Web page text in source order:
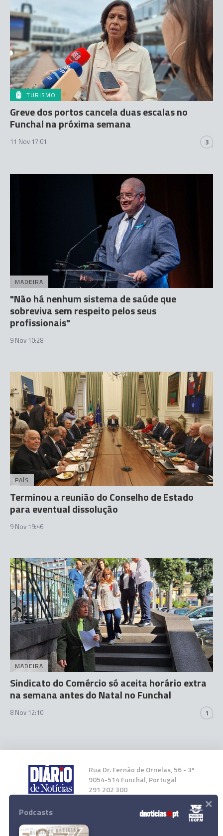
TURISMO
Greve dos portos cancela duas escalas no
Funchal na próxima semana
11 Nov 17:01 3
MADEIRA
"Não há nenhum sistema de saúde que
sobreviva sem respeito pelos seus
profissionais"
9 Nov 10:28
PAÍS
Terminou a reunião do Conselho de Estado
para eventual dissolução
9 Nov 19:46
MADEIRA
Sindicato do Comércio só aceita horário extra
na semana antes do Natal no Funchal
8 Nov 12:10 1
Rua Dr. Fernão de Ornelas, 56 - 3º
9054-514 Funchal, Portugal
291 202 300
Instale a nossa App
Podcasts ×